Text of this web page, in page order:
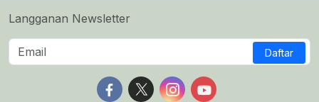
Langganan Newsletter
Daftar
Follow us on Facebook
Follow us on X
Follow us on Instagram
Follow us on